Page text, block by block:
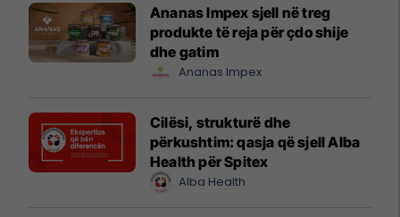
Ananas Impex sjell në treg
produkte të reja për çdo shije
dhe gatim
Ananas Impex
Cilësi, strukturë dhe
përkushtim: qasja që sjell Alba
Health për Spitex
Alba Health